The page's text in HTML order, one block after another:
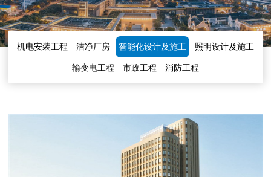
机电安装工程 洁净厂房 智能化设计及施工 照明设计及施工
输变电工程 市政工程 消防工程